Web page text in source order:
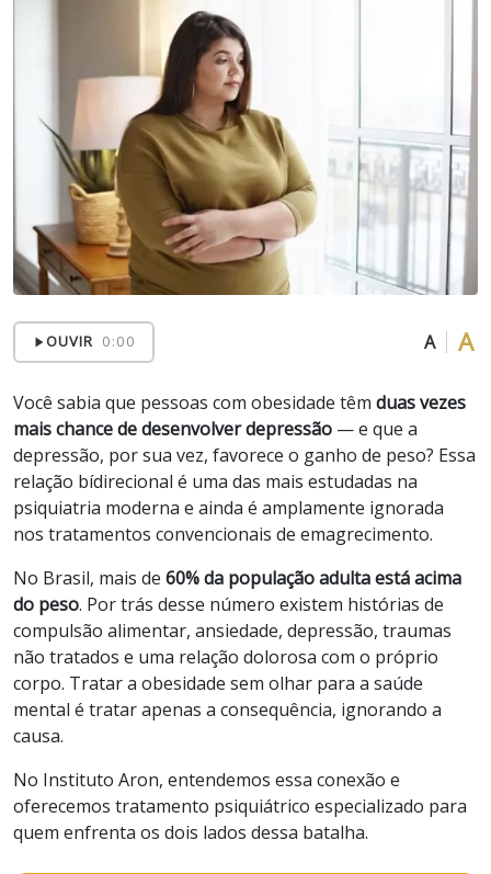
OUVIR 0:00 A A
Você sabia que pessoas com obesidade têm duas vezes
mais chance de desenvolver depressão — e que a
depressão, por sua vez, favorece o ganho de peso? Essa
relação bídirecional é uma das mais estudadas na
psiquiatria moderna e ainda é amplamente ignorada
nos tratamentos convencionais de emagrecimento.
No Brasil, mais de 60% da população adulta está acima
do peso. Por trás desse número existem histórias de
compulsão alimentar, ansiedade, depressão, traumas
não tratados e uma relação dolorosa com o próprio
corpo. Tratar a obesidade sem olhar para a saúde
mental é tratar apenas a consequência, ignorando a
causa.
No Instituto Aron, entendemos essa conexão e
oferecemos tratamento psiquiátrico especializado para
quem enfrenta os dois lados dessa batalha.